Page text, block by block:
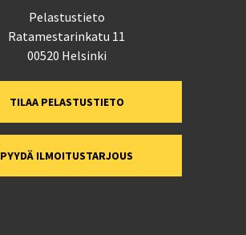
Pelastustieto
Ratamestarinkatu 11
00520 Helsinki
TILAA PELASTUSTIETO
PYYDÄ ILMOITUSTARJOUS